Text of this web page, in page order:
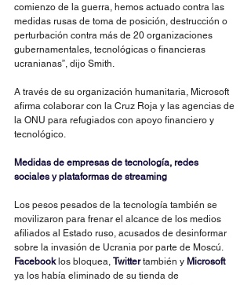
comienzo de la guerra, hemos actuado contra las
medidas rusas de toma de posición, destrucción o
perturbación contra más de 20 organizaciones
gubernamentales, tecnológicas o financieras
ucranianas”, dijo Smith.
A través de su organización humanitaria, Microsoft
afirma colaborar con la Cruz Roja y las agencias de
la ONU para refugiados con apoyo financiero y
tecnológico.
Medidas de empresas de tecnología, redes
sociales y plataformas de streaming
Los pesos pesados de la tecnología también se
movilizaron para frenar el alcance de los medios
afiliados al Estado ruso, acusados de desinformar
sobre la invasión de Ucrania por parte de Moscú.
Facebook los bloquea, Twitter también y Microsoft
ya los había eliminado de su tienda de